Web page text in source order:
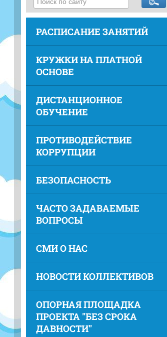
РАСПИСАНИЕ ЗАНЯТИЙ
КРУЖКИ НА ПЛАТНОЙ
ОСНОВЕ
ДИСТАНЦИОННОЕ
ОБУЧЕНИЕ
ПРОТИВОДЕЙСТВИЕ
КОРРУПЦИИ
БЕЗОПАСНОСТЬ
ЧАСТО ЗАДАВАЕМЫЕ
ВОПРОСЫ
СМИ О НАС
НОВОСТИ КОЛЛЕКТИВОВ
ОПОРНАЯ ПЛОЩАДКА
ПРОЕКТА "БЕЗ СРОКА
ДАВНОСТИ"